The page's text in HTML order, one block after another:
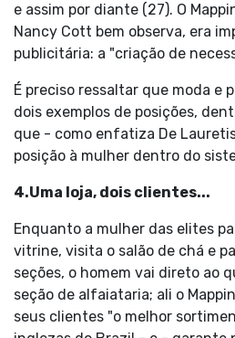
e assim por diante (27). O
Nancy Cott bem observa, era
publicitária: a "criação de
É preciso ressaltar que moda e
dois exemplos de posições,
que - como enfatiza De
posição à mulher dentro do
4.Uma loja, dois clientes...
Enquanto a mulher das elites
vitrine, visita o salão de chá e
seções, o homem vai direto ao
seção de alfaiataria; ali o
seus clientes "o melhor